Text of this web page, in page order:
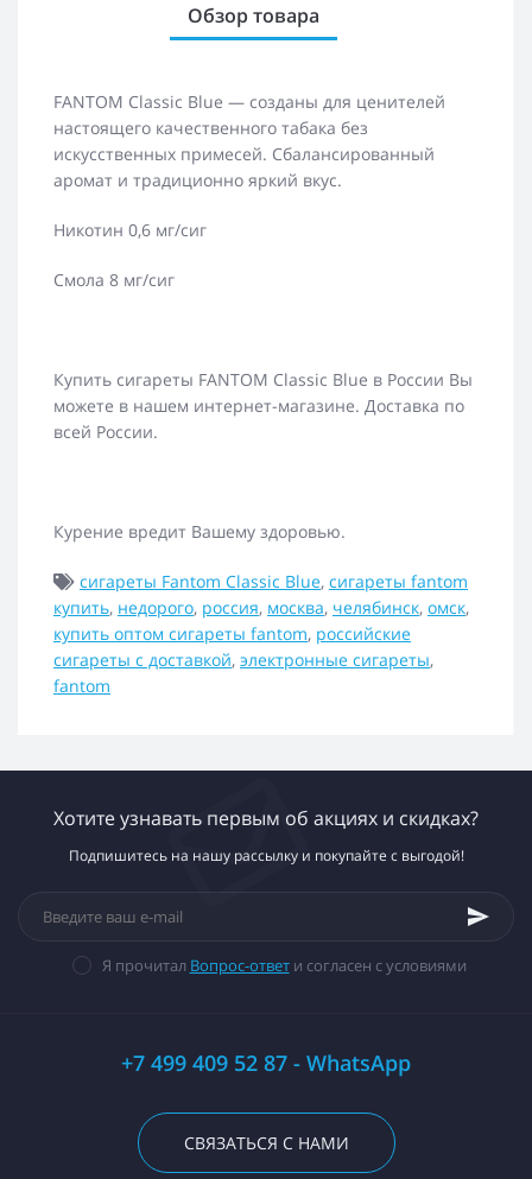
Обзор товара
FANTOM Classic Blue — созданы для ценителей
настоящего качественного табака без
искусственных примесей. Сбалансированный
аромат и традиционно яркий вкус.
Никотин 0,6 мг/сиг
Смола 8 мг/сиг
Купить сигареты FANTOM Classic Blue в России Вы
можете в нашем интернет-магазине. Доставка по
всей России.
Курение вредит Вашему здоровью.
сигареты Fantom Classic Blue, сигареты fantom
купить, недорого, россия, москва, челябинск, омск,
купить оптом сигареты fantom, российские
сигареты с доставкой, электронные сигареты,
fantom
Хотите узнавать первым об акциях и скидках?
Подпишитесь на нашу рассылку и покупайте с выгодой!
Я прочитал Вопрос-ответи согласен с условиями
+7 499 409 52 87 - WhatsApp
СВЯЗАТЬСЯ С НАМИ